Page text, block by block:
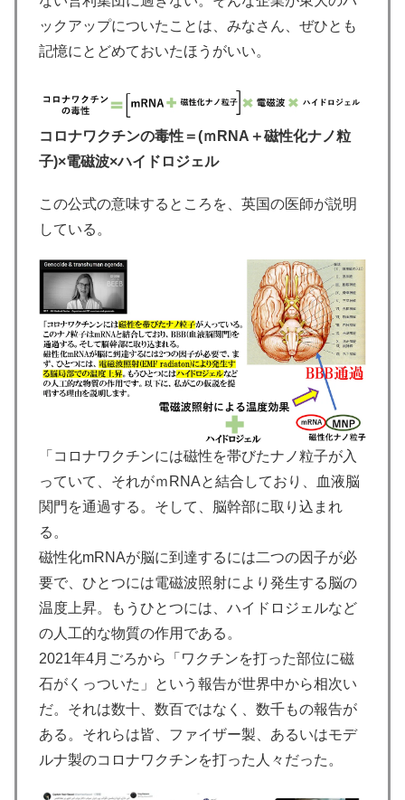
ックアップについたことは、みなさん、ぜひとも
記憶にとどめておいたほうがいい。
コロナワクチンの毒性＝(ｍRNA＋磁性化ナノ粒
子)×電磁波×ハイドロジェル
この公式の意味するところを、英国の医師が説明
している。
「コロナワクチンには磁性を帯びたナノ粒子が入
っていて、それがｍRNAと結合しており、血液脳
関門を通過する。そして、脳幹部に取り込まれ
る。
磁性化mRNAが脳に到達するには二つの因子が必
要で、ひとつには電磁波照射により発生する脳の
温度上昇。もうひとつには、ハイドロジェルなど
の人工的な物質の作用である。
2021年4月ごろから「ワクチンを打った部位に磁
石がくっついた」という報告が世界中から相次い
だ。それは数十、数百ではなく、数千もの報告が
ある。それらは皆、ファイザー製、あるいはモデ
ルナ製のコロナワクチンを打った人々だった。